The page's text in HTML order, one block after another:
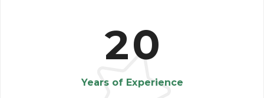
20
Years of Experience